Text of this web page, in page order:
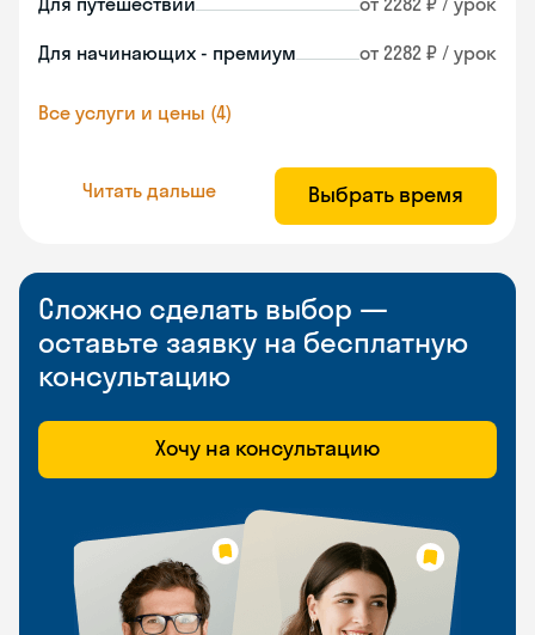
Для начинающих - премиум от 2282 ₽ / урок
Все услуги и цены (4)
Читать дальше Выбрать время
Сложно сделать выбор —
оставьте заявку на бесплатную
консультацию
Хочу на консультацию